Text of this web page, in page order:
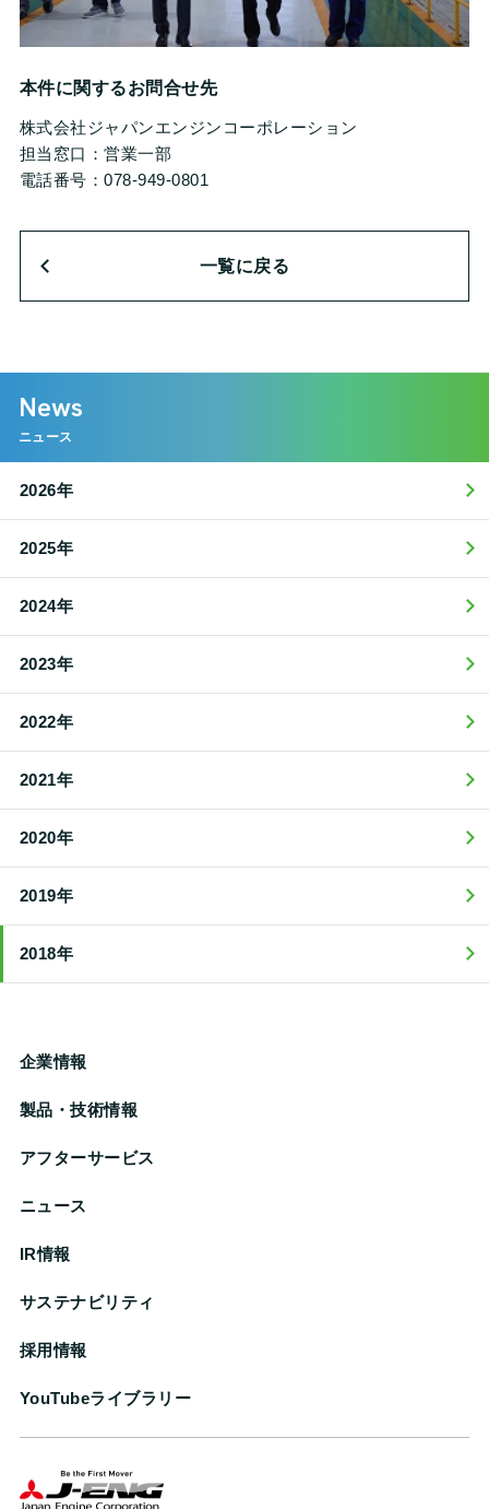
本件に関するお問合せ先
株式会社ジャパンエンジンコーポレーション
担当窓口：営業一部
電話番号：078-949-0801
一覧に戻る
News
ニュース
2026年
2025年
2024年
2023年
2022年
2021年
2020年
2019年
2018年
企業情報
製品・技術情報
アフターサービス
ニュース
IR情報
サステナビリティ
採用情報
YouTubeライブラリー